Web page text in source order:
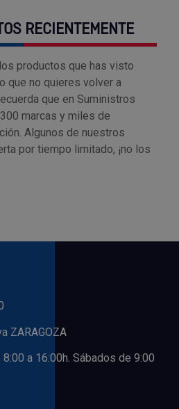
RECIENTEMENTE
productos que has visto
que no quieres volver a
que en Suministros
marcas y miles de
Algunos de nuestros
por tiempo limitado, ¡no los
ZARAGOZA
a 16:00h. Sábados de 9:00